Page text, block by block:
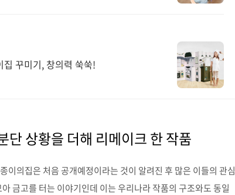
꾸미기, 창의력 쑥쑥!
단 상황을 더해 리메이크 한 작품
의집은 처음 공개예정이라는 것이 알려진 후 많은 이들의 관심
금고를 터는 이야기인데 이는 우리나라 작품의 구조와도 동일